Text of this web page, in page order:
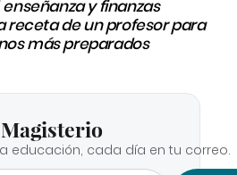
y finanzas
receta de un profesor para
más preparados
educación, cada día en tu correo.